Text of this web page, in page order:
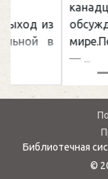
канадцу
обсуждаемая
мире.Перед